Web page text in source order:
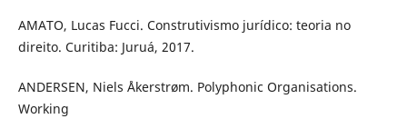
AMATO, Lucas Fucci. Construtivismo jurídico: teoria no
direito. Curitiba: Juruá, 2017.
ANDERSEN, Niels Åkerstrøm. Polyphonic Organisations.
Working